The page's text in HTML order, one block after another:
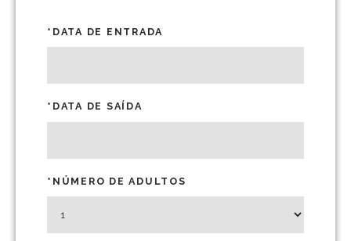
*DATA DE ENTRADA
*DATA DE SAÍDA
*NÚMERO DE ADULTOS